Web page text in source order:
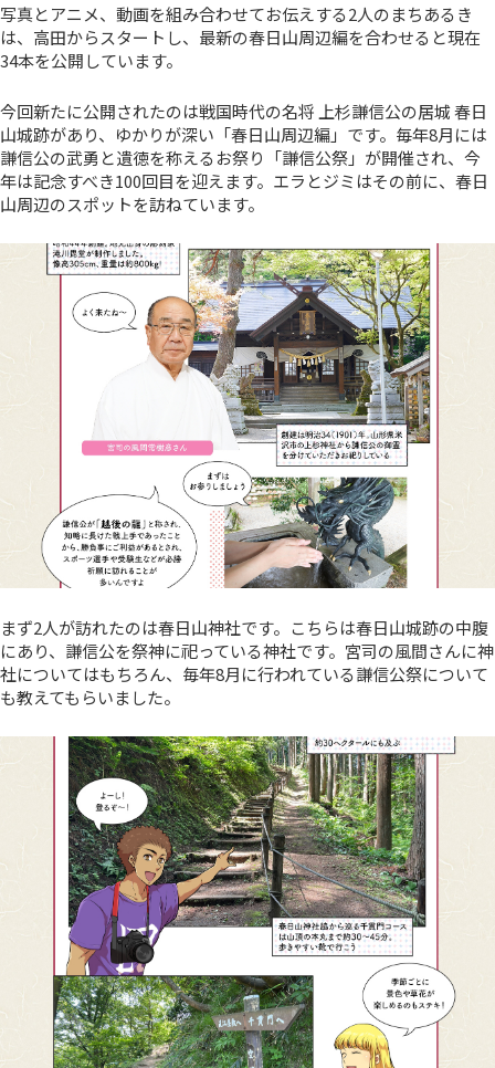
写真とアニメ、動画を組み合わせてお伝えする2人のまちあるき
は、高田からスタートし、最新の春日山周辺編を合わせると現在
34本を公開しています。
今回新たに公開されたのは戦国時代の名将 上杉謙信公の居城 春日
山城跡があり、ゆかりが深い「春日山周辺編」です。毎年8月には
謙信公の武勇と遺徳を称えるお祭り「謙信公祭」が開催され、今
年は記念すべき100回目を迎えます。エラとジミはその前に、春日
山周辺のスポットを訪ねています。
まず2人が訪れたのは春日山神社です。こちらは春日山城跡の中腹
にあり、謙信公を祭神に祀っている神社です。宮司の風間さんに神
社についてはもちろん、毎年8月に行われている謙信公祭について
も教えてもらいました。